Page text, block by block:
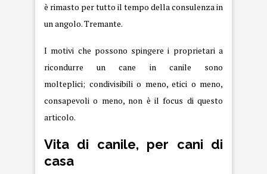
è rimasto per tutto il tempo della consulenza in
un angolo. Tremante.
I motivi che possono spingere i proprietari a
ricondurre un cane in canile sono
molteplici; condivisibili o meno, etici o meno,
consapevoli o meno, non è il focus di questo
articolo.
Vita di canile, per cani di
casa